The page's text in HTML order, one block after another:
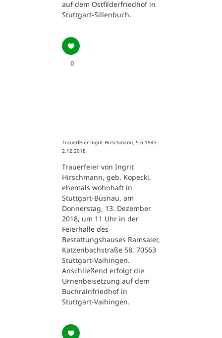
auf dem Ostfilderfriedhof in
Stuttgart-Sillenbuch.
0
Trauerfeier Ingrit Hirschmann, 5.6.1943-
2.12.2018
Trauerfeier von Ingrit
Hirschmann, geb. Kopecki,
ehemals wohnhaft in
Stuttgart-Büsnau, am
Donnerstag, 13. Dezember
2018, um 11 Uhr in der
Feierhalle des
Bestattungshauses Ramsaier,
Katzenbachstraße 58, 70563
Stuttgart-Vaihingen.
Anschließend erfolgt die
Urnenbeisetzung auf dem
Buchrainfriedhof in
Stuttgart-Vaihingen.